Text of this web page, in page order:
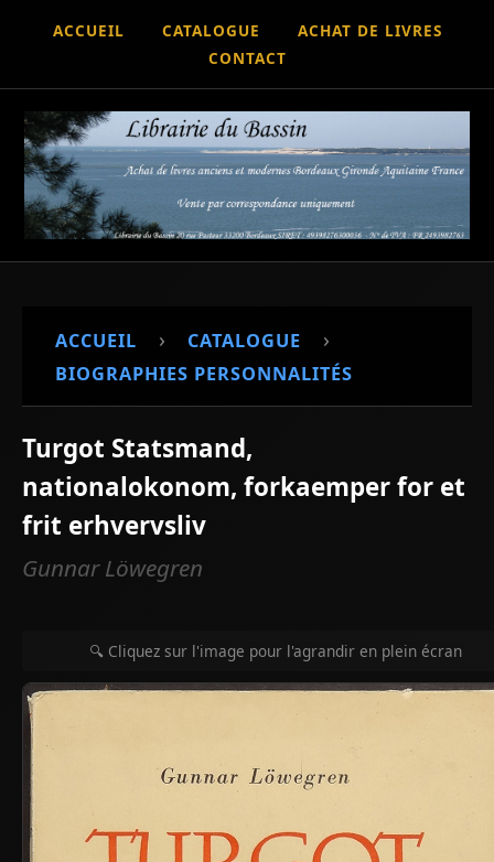
ACCUEIL CATALOGUE
ACHAT DE LIVRES
CONTACT
ACCUEIL › CATALOGUE ›
BIOGRAPHIES PERSONNALITÉS
Turgot Statsmand,
nationalokonom, forkaemper for et
frit erhvervsliv
Gunnar Löwegren
🔍 Cliquez sur l'image pour l'agrandir en plein écran